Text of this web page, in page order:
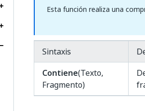
Esta función realiza una
Sintaxis
Contiene(Texto,
Fragmento)